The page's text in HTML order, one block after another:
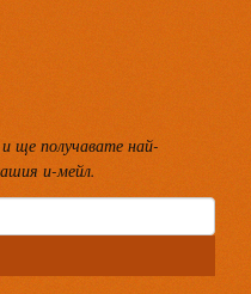
ще получавате най-
и-мейл.